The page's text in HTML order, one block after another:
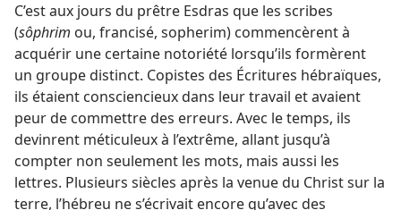
C’est aux jours du prêtre Esdras que les scribes
(sôphrim ou, francisé, sopherim) commencèrent à
acquérir une certaine notoriété lorsqu’ils formèrent
un groupe distinct. Copistes des Écritures hébraïques,
ils étaient consciencieux dans leur travail et avaient
peur de commettre des erreurs. Avec le temps, ils
devinrent méticuleux à l’extrême, allant jusqu’à
compter non seulement les mots, mais aussi les
lettres. Plusieurs siècles après la venue du Christ sur la
terre, l’hébreu ne s’écrivait encore qu’avec des